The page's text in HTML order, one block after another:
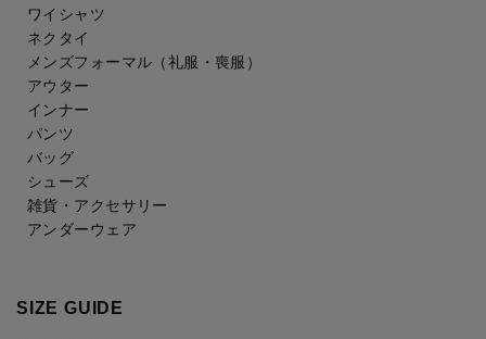
ワイシャツ
ネクタイ
メンズフォーマル （礼服・喪服）
アウター
インナー
パンツ
バッグ
シューズ
雑貨・アクセサリー
アンダーウェア
SIZE GUIDE